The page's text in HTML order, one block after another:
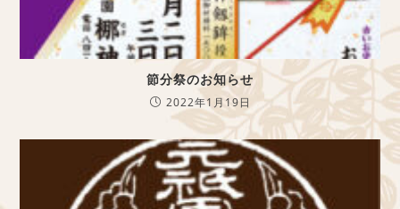
節分祭のお知らせ
2022年1月19日